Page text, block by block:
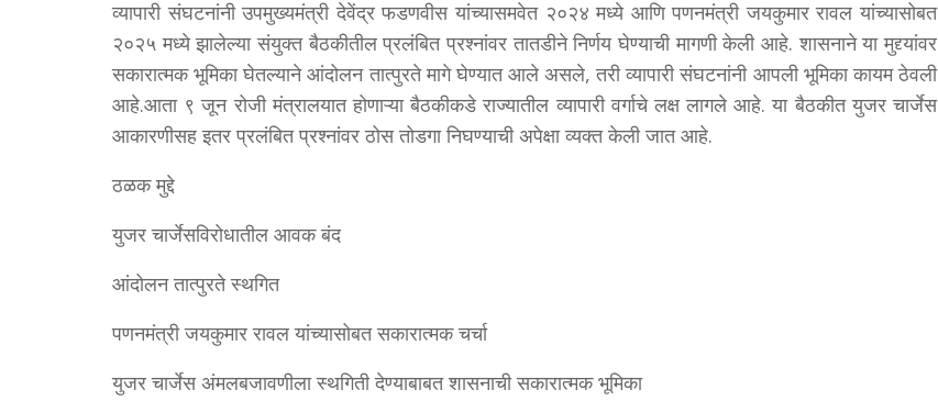
व्यापारी संघटनांनी उपमुख्यमंत्री देवेंद्र फडणवीस यांच्यासमवेत २०२४ मध्ये आणि पणनमंत्री जयकुमार रावल यांच्यासोबत
२०२५ मध्ये झालेल्या संयुक्त बैठकीतील प्रलंबित प्रश्नांवर तातडीने निर्णय घेण्याची मागणी केली आहे. शासनाने या मुद्द्यांवर
सकारात्मक भूमिका घेतल्याने आंदोलन तात्पुरते मागे घेण्यात आले असले, तरी व्यापारी संघटनांनी आपली भूमिका कायम ठेवली
आहे.आता ९ जून रोजी मंत्रालयात होणाऱ्या बैठकीकडे राज्यातील व्यापारी वर्गाचे लक्ष लागले आहे. या बैठकीत युजर चार्जेस
आकारणीसह इतर प्रलंबित प्रश्नांवर ठोस तोडगा निघण्याची अपेक्षा व्यक्त केली जात आहे.
ठळक मुद्दे
युजर चार्जेसविरोधातील आवक बंद
आंदोलन तात्पुरते स्थगित
पणनमंत्री जयकुमार रावल यांच्यासोबत सकारात्मक चर्चा
युजर चार्जेस अंमलबजावणीला स्थगिती देण्याबाबत शासनाची सकारात्मक भूमिका